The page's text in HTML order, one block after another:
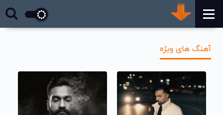
آهنگ های ویژه